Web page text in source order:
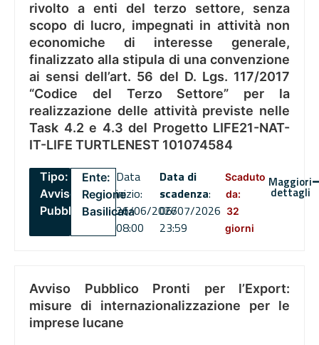
rivolto a enti del terzo settore, senza
scopo di lucro, impegnati in attività non
economiche di interesse generale,
finalizzato alla stipula di una convenzione
ai sensi dell’art. 56 del D. Lgs. 117/2017
“Codice del Terzo Settore” per la
realizzazione delle attività previste nelle
Task 4.2 e 4.3 del Progetto LIFE21-NAT-
IT-LIFE TURTLENEST 101074584
Tipo:
Avviso
Pubblico
Ente:
Regione
Basilicata
Data
inizio:
26/06/2026
08:00
Data di
scadenza:
06/07/2026
23:59
Scaduto
da:
32
giorni
Maggiori
dettagli
Avviso Pubblico Pronti per l’Export:
misure di internazionalizzazione per le
imprese lucane